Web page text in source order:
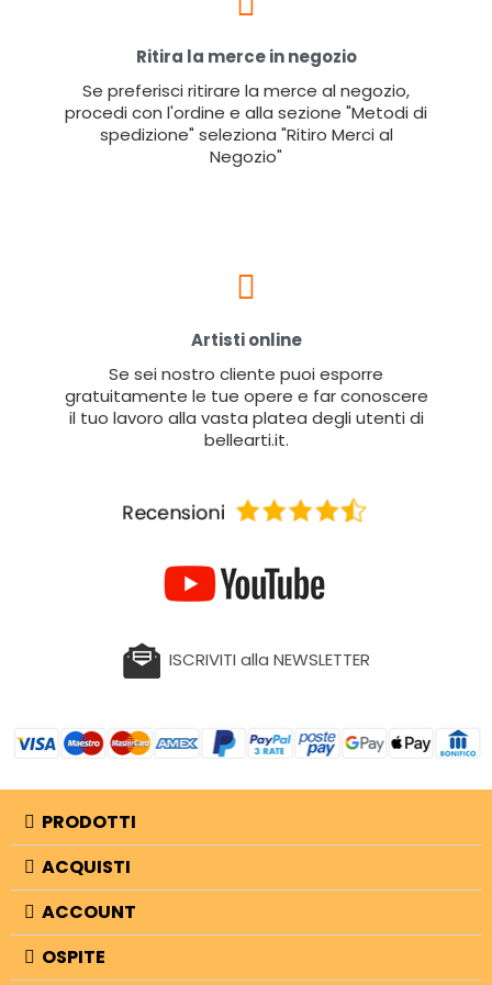
Ritira la merce in negozio
Se preferisci ritirare la merce al negozio,
procedi con l'ordine e alla sezione "Metodi di
spedizione" seleziona "Ritiro Merci al
Negozio"
Artisti online
Se sei nostro cliente puoi esporre
gratuitamente le tue opere e far conoscere
il tuo lavoro alla vasta platea degli utenti di
bellearti.it.
ISCRIVITI alla NEWSLETTER
PRODOTTI
ACQUISTI
ACCOUNT
OSPITE